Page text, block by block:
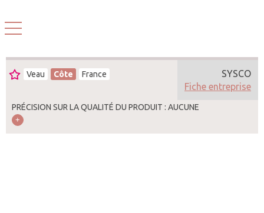
Veau Côte France
PRÉCISION SUR LA QUALITÉ DU PRODUIT : AUCUNE
SYSCO
Fiche entreprise